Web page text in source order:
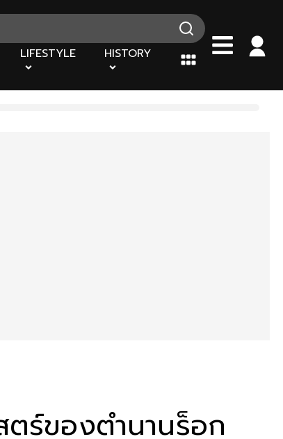
LIFESTYLE HISTORY
ตร์ของตำนานร็อก